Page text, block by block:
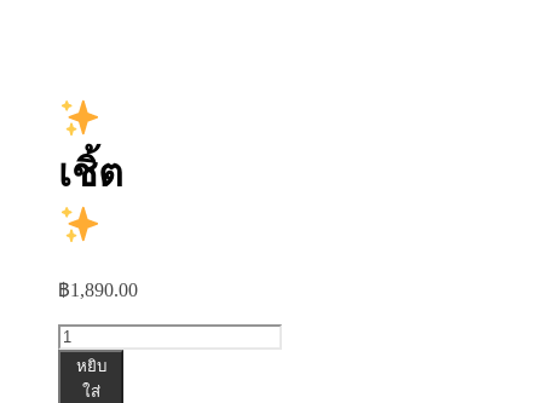
เชิ้ต
฿1,890.00
จำนวน
เชิ้ต
หยิบ
ใส่